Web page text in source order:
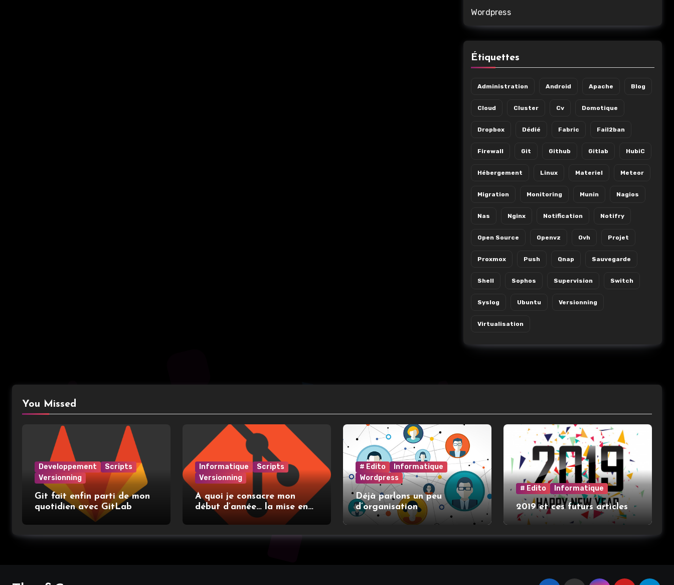
Wordpress
Étiquettes
Administration Android Apache Blog
Cloud Cluster Cv Domotique
Dropbox Dédié Fabric Fail2ban
Firewall Git Github Gitlab HubiC
Hébergement Linux Materiel Meteor
Migration Monitoring Munin Nagios
Nas Nginx Notification Notifry
Open Source Openvz Ovh Projet
Proxmox Push Qnap Sauvegarde
Shell Sophos Supervision Switch
Syslog Ubuntu Versionning
Virtualisation
You Missed
Developpement
Scripts
Versionning
Git fait enfin parti de mon
quotidien avec GitLab
Informatique
Scripts
Versionning
A quoi je consacre mon
début d’année… la mise en
place et l’utilisation de git
# Edito
Informatique
Wordpress
Déjà parlons un peu
d’organisation
# Edito Informatique
2019 et ces futurs articles